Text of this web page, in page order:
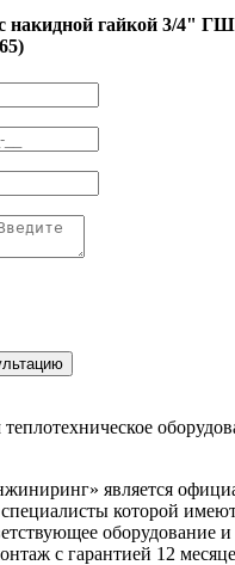
накидной гайкой 3/4"
является
которой
оборудование
с гарантией 12